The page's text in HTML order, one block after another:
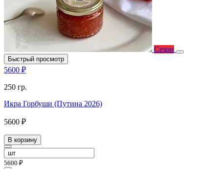
Сезон
Быстрый просмотр
5600 ₽
250 гр.
Икра Горбуши (Путина 2026)
5600 ₽
В корзину
5600 ₽